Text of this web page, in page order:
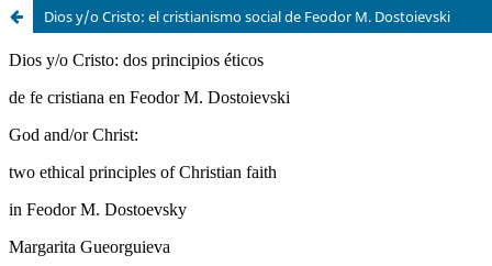
Dios y/o Cristo: el cristianismo social de Feodor M. Dostoievski